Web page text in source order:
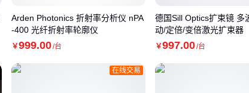
Arden Photonics 折射率分析仪 nPA
-400 光纤折射率轮廓仪
￥999.00/台
德国Sill Optics扩束镜 多
动/定倍/变倍激光扩束器
￥997.00/台
在线交易